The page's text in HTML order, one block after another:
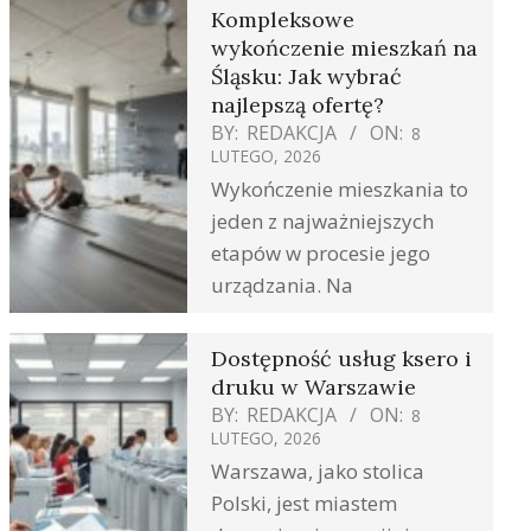
Kompleksowe
wykończenie mieszkań na
Śląsku: Jak wybrać
najlepszą ofertę?
BY: REDAKCJA ON: 8
LUTEGO, 2026
Wykończenie mieszkania to
jeden z najważniejszych
etapów w procesie jego
urządzania. Na
Dostępność usług ksero i
druku w Warszawie
BY: REDAKCJA ON: 8
LUTEGO, 2026
Warszawa, jako stolica
Polski, jest miastem